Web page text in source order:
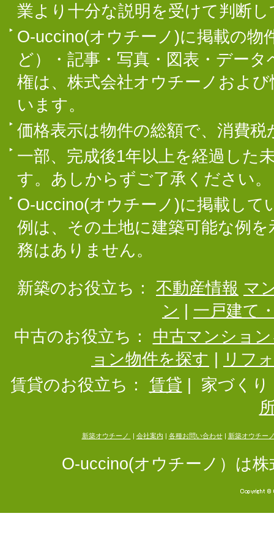
業より十分な説明を受けて判断
O-uccino(オウチーノ)に掲載の物
ど）・記事・写真・図表・デー
権は、株式会社オウチーノおよ
います。
価格表示は物件の総額で、消費
一部、完成後1年以上を経過した
す。あしからずご了承ください。
O-uccino(オウチーノ)に掲載して
例は、その土地に建築可能な例
務はありません。
新築のお役立ち： 不動産情報 マ
ン
一戸建て
中古のお役立ち：
中古マンショ
ョン物件を探す
リフ
賃貸のお役立ち：
賃貸
家づくり
新築オウチーノ 会社案内 各種お問い合わせ| 新築オウチー
O-uccino(オウチーノ）は